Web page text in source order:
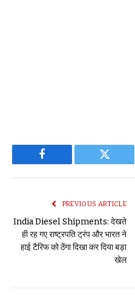
Facebook Twitter
PREVIOUS ARTICLE
India Diesel Shipments: देखते
ही रह गए राष्ट्रपति ट्रंप और भारत ने
हाई टैरिफ को ठेंगा दिखा कर दिया बड़ा
खेल